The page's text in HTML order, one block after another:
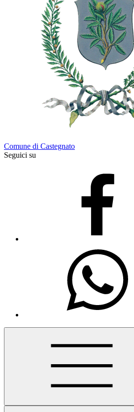
Comune di Castegnato
Seguici su